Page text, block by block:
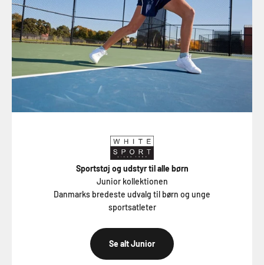
Sportstøj og udstyr til alle børn
Junior kollektionen
Danmarks bredeste udvalg til børn og unge
sportsatleter
Se alt Junior